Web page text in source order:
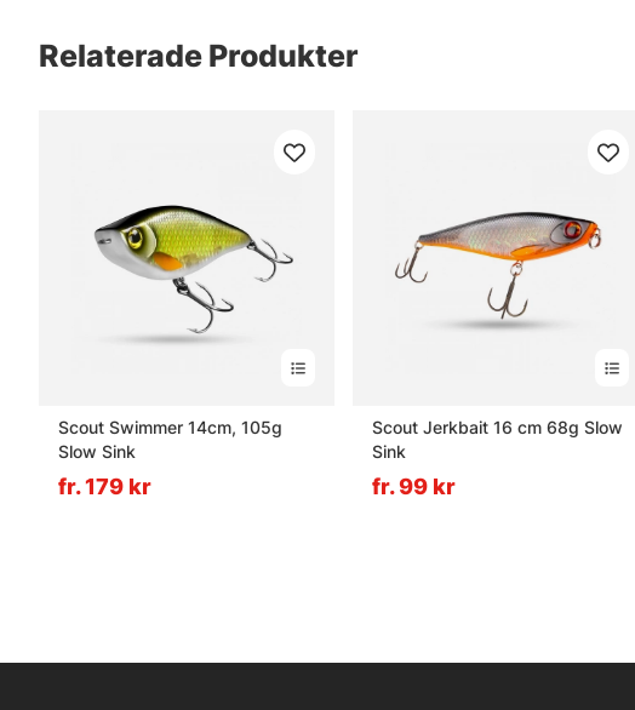
Relaterade Produkter
Scout Swimmer 14cm, 105g
Slow Sink
fr. 179 kr
Scout Jerkbait 16 cm 68g Slow
Sink
fr. 99 kr